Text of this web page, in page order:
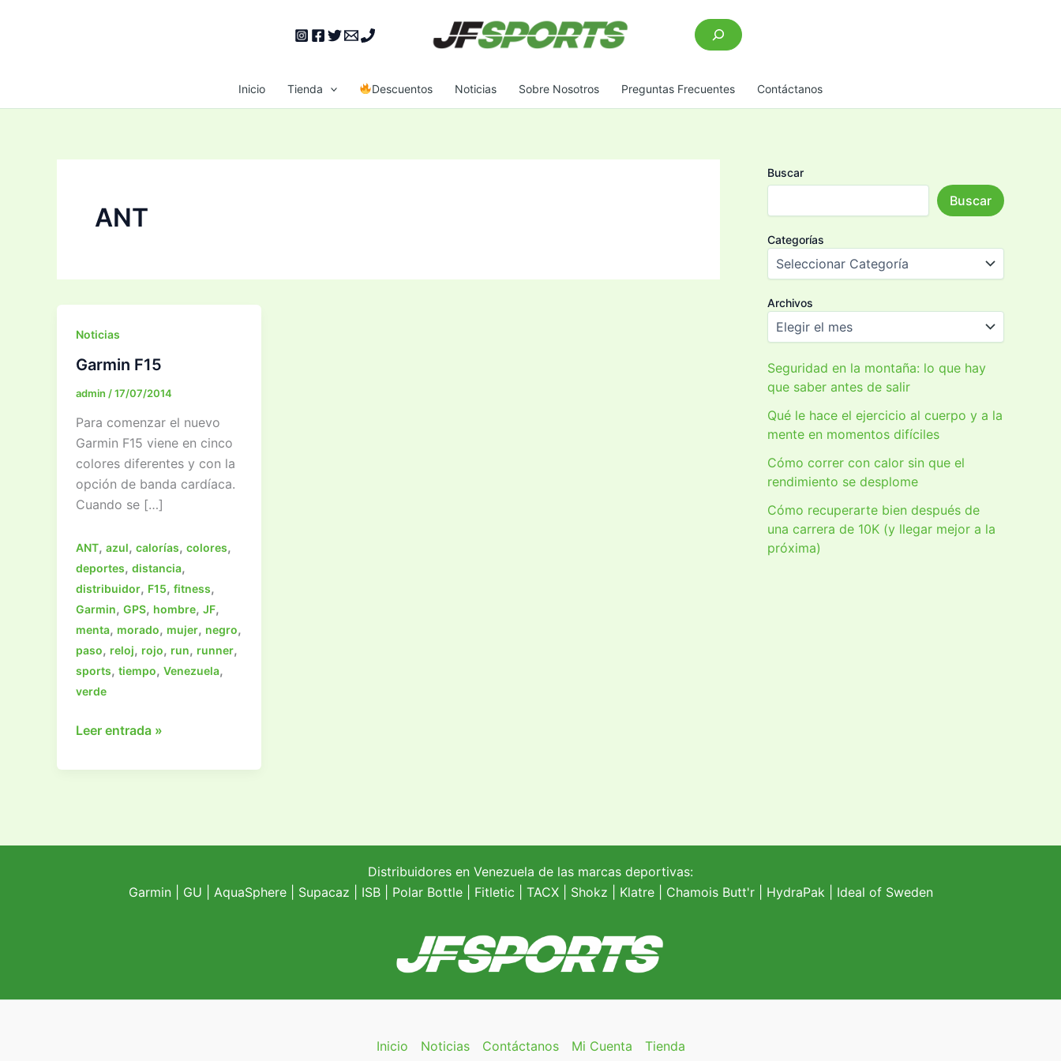
Buscar
Inicio Tienda Descuentos Noticias Sobre Nosotros Preguntas Frecuentes Contáctanos
ANT
Noticias
Garmin F15
admin /17/07/2014
Para comenzar el nuevo
Garmin F15 viene en cinco
colores diferentes y con la
opción de banda cardíaca.
Cuando se […]
ANT, azul, calorías, colores,
deportes, distancia,
distribuidor, F15, fitness,
Garmin, GPS, hombre, JF,
menta, morado, mujer, negro,
paso, reloj, rojo, run, runner,
sports, tiempo, Venezuela,
verde
Garmin
Leer entrada »
Buscar
Buscar
Categorías
Archivos
Seguridad en la montaña: lo que hay
que saber antes de salir
Qué le hace el ejercicio al cuerpo y a la
mente en momentos difíciles
Cómo correr con calor sin que el
rendimiento se desplome
Cómo recuperarte bien después de
una carrera de 10K (y llegar mejor a la
próxima)
Distribuidores en Venezuela de las marcas deportivas:
Garmin| GU AquaSphere| Supacaz | ISB | Polar Bottle| Fitletic TACX| Shokz Klatre| Chamois Butt'r| HydraPak| Ideal of Sweden
Inicio Noticias Contáctanos Mi Cuenta Tienda